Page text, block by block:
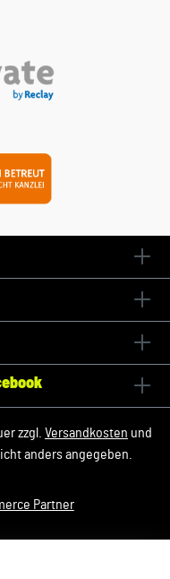
zzgl. Versandkosten und
anders angegeben.
Partner